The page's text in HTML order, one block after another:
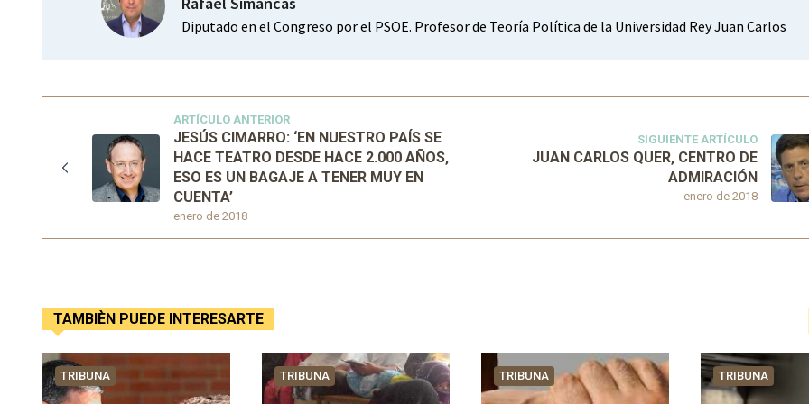
Diputado en el Congreso por el PSOE. Profesor de Teoría Política de la Universidad Rey Juan Carlos
ARTÍCULO ANTERIOR
enero de 2018
JESÚS CIMARRO: ‘EN NUESTRO PAÍS SE
HACE TEATRO DESDE HACE 2.000 AÑOS,
ESO ES UN BAGAJE A TENER MUY EN
CUENTA’
SIGUIENTE ARTÍCULO
enero de 2018
JUAN CARLOS QUER, CENTRO DE
ADMIRACIÓN
TAMBIÈN PUEDE INTERESARTE
TRIBUNA TRIBUNA TRIBUNA TRIBUNA